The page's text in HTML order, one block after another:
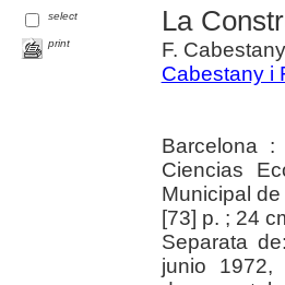
select
print
La
F.
Cabestany i
Barcelona
Ciencias
Municipal
[73] p. ; 24
Separata
junio